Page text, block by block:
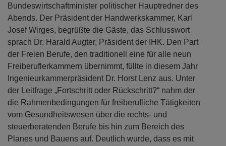
Bundeswirtschaftminister politischer Hauptredner des
Abends. Der Präsident der Handwerkskammer, Karl
Josef Wirges, begrüßte die Gäste, das Schlusswort
sprach Dr. Harald Augter, Präsident der IHK. Den Part
der Freien Berufe, den traditionell eine für alle neun
Freiberuflerkammern übernimmt, füllte in diesem Jahr
Ingenieurkammerpräsident Dr. Horst Lenz aus. Unter
der Leitfrage „Fortschritt oder Rückschritt?“ nahm der
die Rahmenbedingungen für freiberufliche Tätigkeiten
vom Gesundheitswesen über die rechts- und
steuerberatenden Berufe bis hin zum Bereich des
Planes und Bauens auf. Deutlich wurde, dass es mit